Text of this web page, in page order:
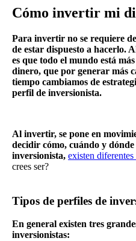
Cómo invertir mi
Para invertir no se requiere
de estar dispuesto a hacerlo.
es que todo el mundo está
dinero, que por generar más
tiempo cambiamos de
perfil de inversionista.
Al invertir, se pone en
decidir cómo, cuándo y
inversionista, existen diferentes
crees ser?
Tipos de perfiles de
En general existen tres
inversionistas: